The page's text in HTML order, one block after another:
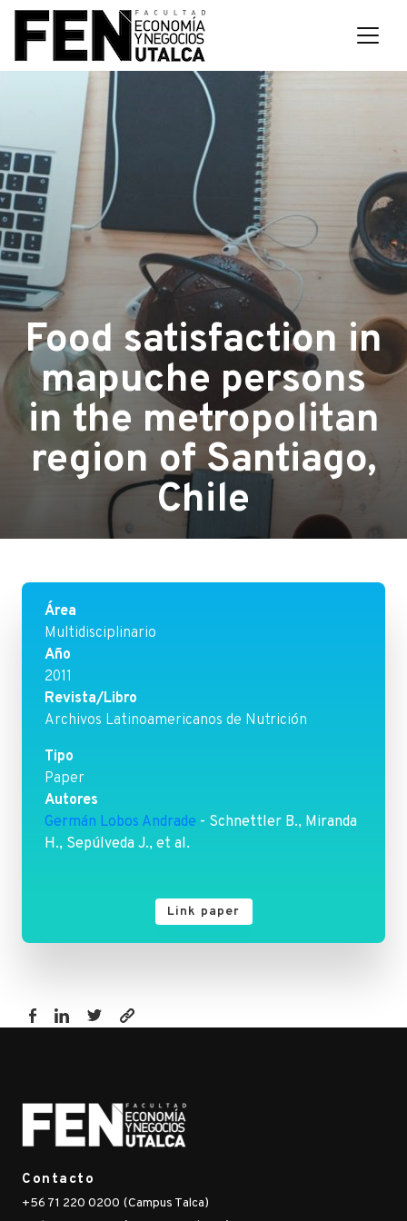
Food satisfaction in
mapuche persons
in the metropolitan
region of Santiago,
Chile
Área
Multidisciplinario
Año
2011
Revista/Libro
Archivos Latinoamericanos de Nutrición
Tipo
Paper
Autores
Germán Lobos Andrade - Schnettler B., Miranda
H., Sepúlveda J., et al.
Link paper
mapuche-
persons-
in-
the-
region-
Contacto
+56 71 220 0200 (Campus Talca)